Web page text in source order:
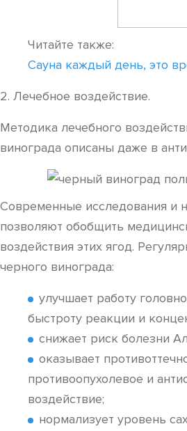
Читайте также:
Сауна каждый день, это
2. Лечебное воздействие.
Методика лечебного
винограда описаны даже в
Современные исследования и
позволяют обобщить
воздействия этих ягод.
черного винограда:
улучшает работу
быстроту реакции и
снижает риск болезни
оказывает
противоопухолевое и
воздействие;
нормализует уровень